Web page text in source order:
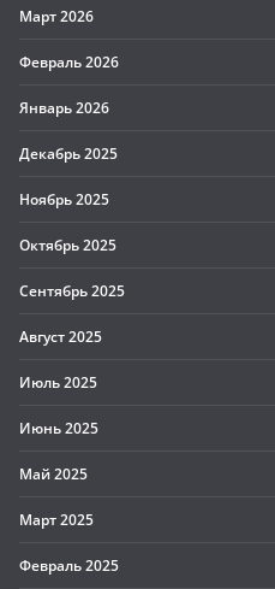
Март 2026
Февраль 2026
Январь 2026
Декабрь 2025
Ноябрь 2025
Октябрь 2025
Сентябрь 2025
Август 2025
Июль 2025
Июнь 2025
Май 2025
Март 2025
Февраль 2025